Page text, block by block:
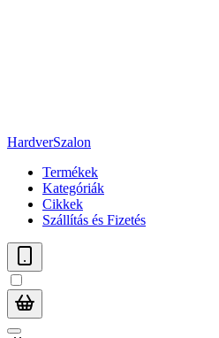
HardverSzalon
Termékek
Kategóriák
Cikkek
Szállítás és Fizetés